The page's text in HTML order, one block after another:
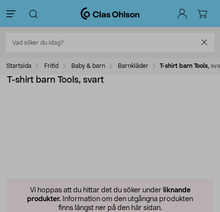
Startsida Fritid Baby & barn Barnkläder T-shirt barn Tools,
T-shirt barn Tools, svart
Vi hoppas att du hittar det du söker under liknande
produkter. Information om den utgångna produkten
finns längst ner på den här sidan.